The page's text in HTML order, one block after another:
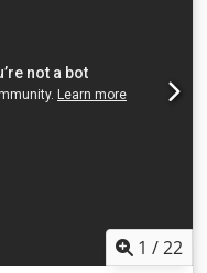
エアダクトで、煙の排出
州CE規格 デュアルシャ
適性を実現しました。
＋輸送期間） お客様ヤー
とトレーニング 8.850
1 /22